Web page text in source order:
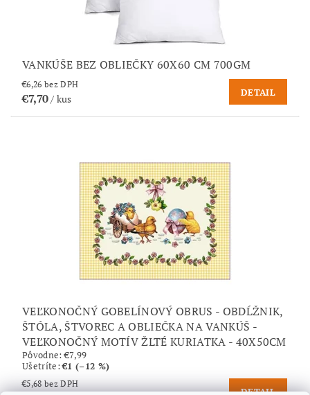
VANKÚŠE BEZ OBLIEČKY 60X60 CM 700GM
€6,26 bez DPH
€7,70/ kus
DETAIL
VEĽKONOČNÝ GOBELÍNOVÝ OBRUS - OBDĹŽNIK,
ŠTÓLA, ŠTVOREC A OBLIEČKA NA VANKÚŠ -
VEĽKONOČNÝ MOTÍV ŽLTÉ KURIATKA - 40X50CM
Pôvodne:€7,99
Ušetríte:€1 (–12 %)
€5,68 bez DPH
DETAIL